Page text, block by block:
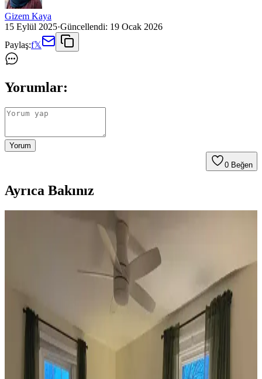
Gizem Kaya
15 Eylül 2025·Güncellendi: 19 Ocak 2026
Paylaş:f𝕏
Yorumlar:
Yorum
0 Beğen
Ayrıca Bakınız
Koltuk ve Aksesuar Sandalyelerde Renk Uyumu ve
Dekorasyonda Görsel Denge Sağlama Yöntemleri
Koltuk ve aksesuar sandalyelerde renk uyumsuzluğu görsel rekabete
yol açabilir. Halı, perde, yastık ve mobilya yerleşimi ile renkler
dengelenerek mekanın estetik bütünlüğü sağlanır.
Ev Dekorasyonunda Denge ve Fonksiyonellik: Renk
Uyumu, Mobilya Yerleşimi ve Estetik İncelemesi
Reddit tartışması üzerinden ev dekorasyonunda renk uyumu,
mobilya yerleşimi ve aksesuar dengesi gibi unsurların yaşam
alanlarının estetik ve fonksiyonelliğini nasıl etkilediği inceleniyor.